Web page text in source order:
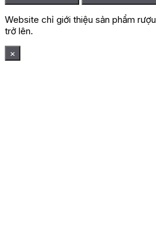
Website chỉ giới thiệu sản phẩm
trở lên.
×